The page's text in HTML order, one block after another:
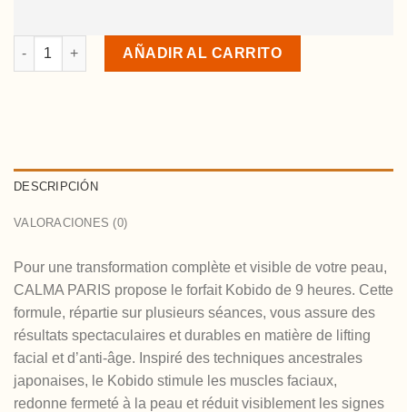
Forfait Kobido 9h cantidad
AÑADIR AL CARRITO
DESCRIPCIÓN
VALORACIONES (0)
Pour une transformation complète et visible de votre peau,
CALMA PARIS propose le forfait Kobido de 9 heures. Cette
formule, répartie sur plusieurs séances, vous assure des
résultats spectaculaires et durables en matière de lifting
facial et d’anti-âge. Inspiré des techniques ancestrales
japonaises, le Kobido stimule les muscles faciaux,
redonne fermeté à la peau et réduit visiblement les signes